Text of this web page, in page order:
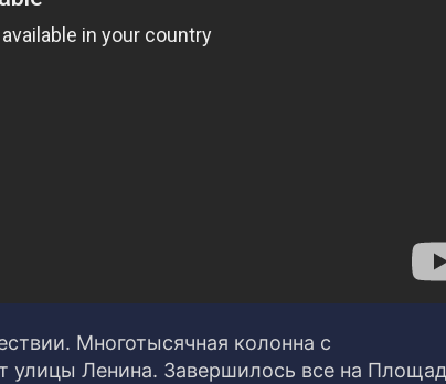
Многотысячная колонна с
улицы Ленина. Завершилось все на